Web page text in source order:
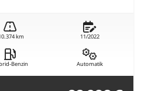
km 11/2022
Benzin Automatik